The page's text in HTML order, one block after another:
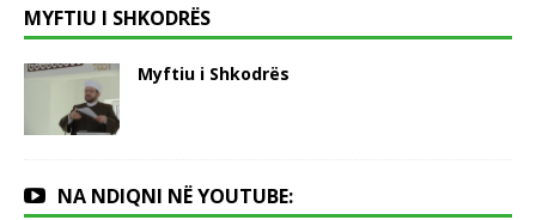
MYFTIU I SHKODRËS
Myftiu i Shkodrës
NA NDIQNI NË YOUTUBE: